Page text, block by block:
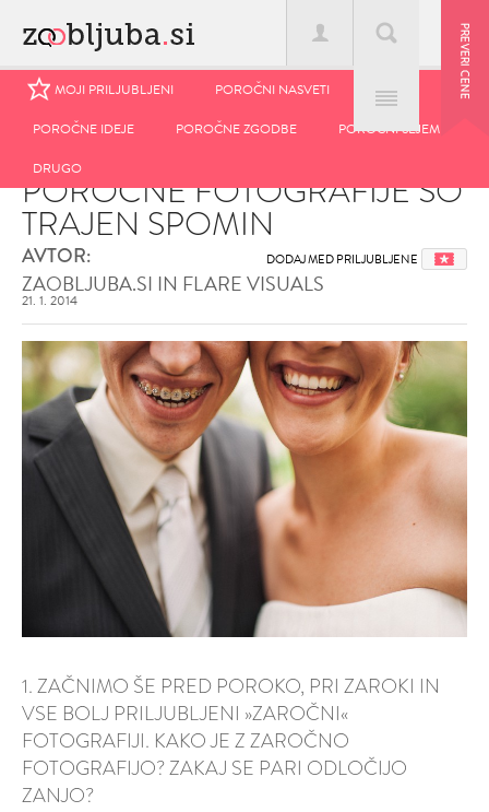
MOJI PRILJUBLJENI
POROČNI NASVETI
POROČNE IDEJE
POROČNE ZGODBE
POROČNI SEJEM
DRUGO
MOJI PRILJUBLJENI
POROČNI NASVETI
POROČNE IDEJE
POROČNE ZGODBE
POROČNI SEJEM
DRUGO
POROČNE FOTOGRAFIJE SO
TRAJEN SPOMIN
DODAJ MED PRILJUBLJENE
AVTOR:
ZAOBLJUBA.SI IN FLARE VISUALS
21. 1. 2014
1. ZAČNIMO ŠE PRED POROKO, PRI ZAROKI IN
VSE BOLJ PRILJUBLJENI »ZAROČNI«
FOTOGRAFIJI. KAKO JE Z ZAROČNO
FOTOGRAFIJO? ZAKAJ SE PARI ODLOČIJO
ZANJO?